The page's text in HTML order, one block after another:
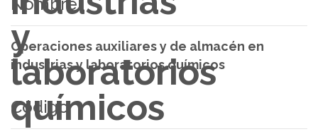
y
laboratorios
químicos
Operaciones auxiliares y de almacén en
industrias y laboratorios químicos
Código